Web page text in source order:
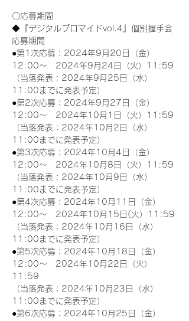
〇応募期間
◆『デジタルブロマイドvol.4』個別握手会
応募期間
●第1次応募：2024年9月20日（金）
12:00～　2024年9月24日（火）11:59
（当落発表：2024年9月25日（水）
11:00までに発表予定）
●第2次応募：2024年9月27日（金）
12:00～　2024年10月1日（火）11:59
（当落発表：2024年10月2日（水）
11:00までに発表予定）
●第3次応募：2024年10月4日（金）
12:00～　2024年10月8日（火）11:59
（当落発表：2024年10月9日（水）
11:00までに発表予定）
●第4次応募：2024年10月11日（金）
12:00～　2024年10月15日(火）11:59
（当落発表：2024年10月16日（水）
11:00までに発表予定）
●第5次応募：2024年10月18日（金）
12:00～　2024年10月22日（火）
11:59
（当落発表：2024年10月23日（水）
11:00までに発表予定）
●第6次応募：2024年10月25日（金）